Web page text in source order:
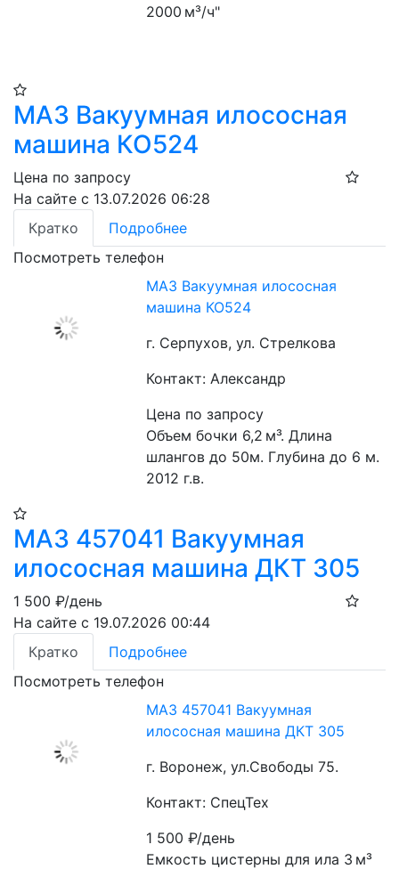
2000 м³/ч"
МАЗ Вакуумная илососная
машина КО524
Цена по запросу
На сайте с 13.07.2026 06:28
Кратко
Подробнее
Посмотреть телефон
МАЗ Вакуумная илососная
машина КО524
г. Серпухов, ул. Стрелкова
Контакт: Александр
Цена по запросу
Объем бочки 6,2 м³. Длина
шлангов до 50м. Глубина до 6 м.
2012 г.в.
МАЗ 457041 Вакуумная
илососная машина ДКТ 305
1 500 ₽/день
На сайте с 19.07.2026 00:44
Кратко
Подробнее
Посмотреть телефон
МАЗ 457041 Вакуумная
илососная машина ДКТ 305
г. Воронеж, ул.Свободы 75.
Контакт: СпецТех
1 500₽/день
Емкость цистерны для ила 3 м³